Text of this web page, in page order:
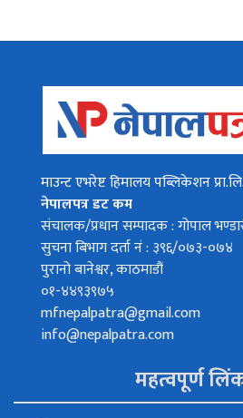
माउन्ट एभरेष्ट हिमालय पब्लिकेशन
नेपालपत्र डट कम
संचालक/प्रधान सम्पादक : गोपाल
सुचना बिभाग दर्ता नं : ३९६/०७३-०७४
पुरानो बानेश्वर, काठमाडौं
०१-४४९३९७५
mfnepalpatra@gmail.com
info@nepalpatra.com
महत्वपूर्ण